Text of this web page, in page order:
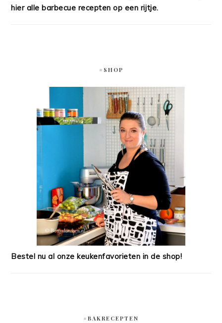
hier alle barbecue recepten op een rijtje.
#SHOP
Bestel nu al onze keukenfavorieten in de shop!
#BAKRECEPTEN